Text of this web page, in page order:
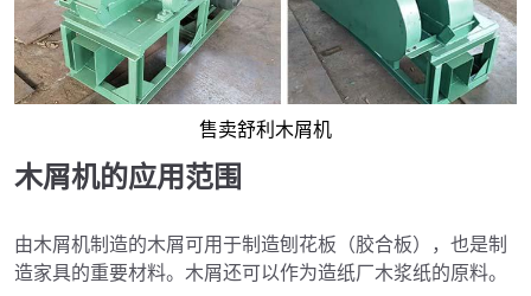
售卖舒利木屑机
木屑机的应用范围
由木屑机制造的木屑可用于制造刨花板（胶合板），也是制
造家具的重要材料。木屑还可以作为造纸厂木浆纸的原料。